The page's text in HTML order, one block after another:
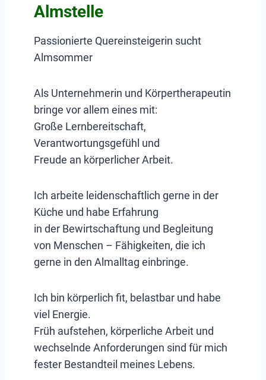
Almstelle
Passionierte Quereinsteigerin sucht
Almsommer
Als Unternehmerin und Körpertherapeutin
bringe vor allem eines mit:
Große Lernbereitschaft,
Verantwortungsgefühl und
Freude an körperlicher Arbeit.
Ich arbeite leidenschaftlich gerne in der
Küche und habe Erfahrung
in der Bewirtschaftung und Begleitung
von Menschen – Fähigkeiten, die ich
gerne in den Almalltag einbringe.
Ich bin körperlich fit, belastbar und habe
viel Energie.
Früh aufstehen, körperliche Arbeit und
wechselnde Anforderungen sind für mich
fester Bestandteil meines Lebens.